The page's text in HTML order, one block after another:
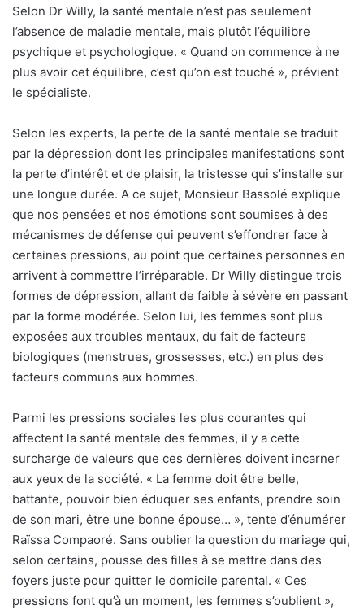
Selon Dr Willy, la santé mentale n’est pas seulement
l’absence de maladie mentale, mais plutôt l’équilibre
psychique et psychologique. « Quand on commence à ne
plus avoir cet équilibre, c’est qu’on est touché », prévient
le spécialiste.
Selon les experts, la perte de la santé mentale se traduit
par la dépression dont les principales manifestations sont
la perte d’intérêt et de plaisir, la tristesse qui s’installe sur
une longue durée. A ce sujet, Monsieur Bassolé explique
que nos pensées et nos émotions sont soumises à des
mécanismes de défense qui peuvent s’effondrer face à
certaines pressions, au point que certaines personnes en
arrivent à commettre l’irréparable. Dr Willy distingue trois
formes de dépression, allant de faible à sévère en passant
par la forme modérée. Selon lui, les femmes sont plus
exposées aux troubles mentaux, du fait de facteurs
biologiques (menstrues, grossesses, etc.) en plus des
facteurs communs aux hommes.
Parmi les pressions sociales les plus courantes qui
affectent la santé mentale des femmes, il y a cette
surcharge de valeurs que ces dernières doivent incarner
aux yeux de la société. « La femme doit être belle,
battante, pouvoir bien éduquer ses enfants, prendre soin
de son mari, être une bonne épouse… », tente d’énumérer
Raïssa Compaoré. Sans oublier la question du mariage qui,
selon certains, pousse des filles à se mettre dans des
foyers juste pour quitter le domicile parental. « Ces
pressions font qu’à un moment, les femmes s’oublient »,